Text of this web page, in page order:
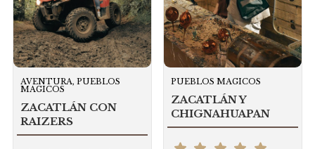
AVENTURA, PUEBLOS
MAGICOS
ZACATLÁN CON
RAIZERS
PUEBLOS MAGICOS
ZACATLÁN Y
CHIGNAHUAPAN